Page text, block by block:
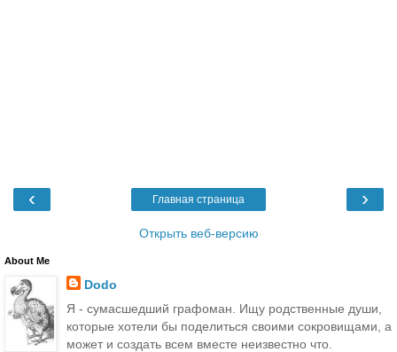
‹ ›
Главная страница
Открыть веб-версию
About Me
Dodo
Я - сумасшедший графоман. Ищу родственные души,
которые хотели бы поделиться своими сокровищами, а
может и создать всем вместе неизвестно что.